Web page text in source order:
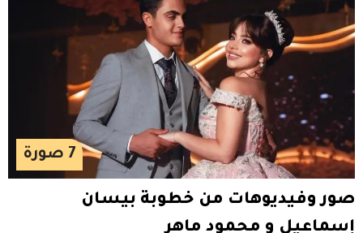
7 صورة
صور وفيديوهات من خطوبة بيسان
إسماعيل و محمود ماهر